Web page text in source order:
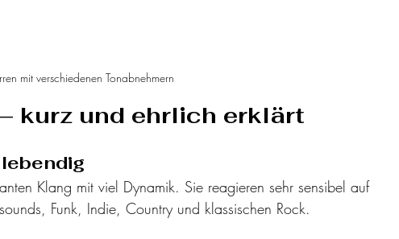
mit verschiedenen Tonabnehmern
kurz und ehrlich erklärt
Klang mit viel Dynamik. Sie reagieren sehr sensibel auf
Funk, Indie, Country und klassischen Rock.